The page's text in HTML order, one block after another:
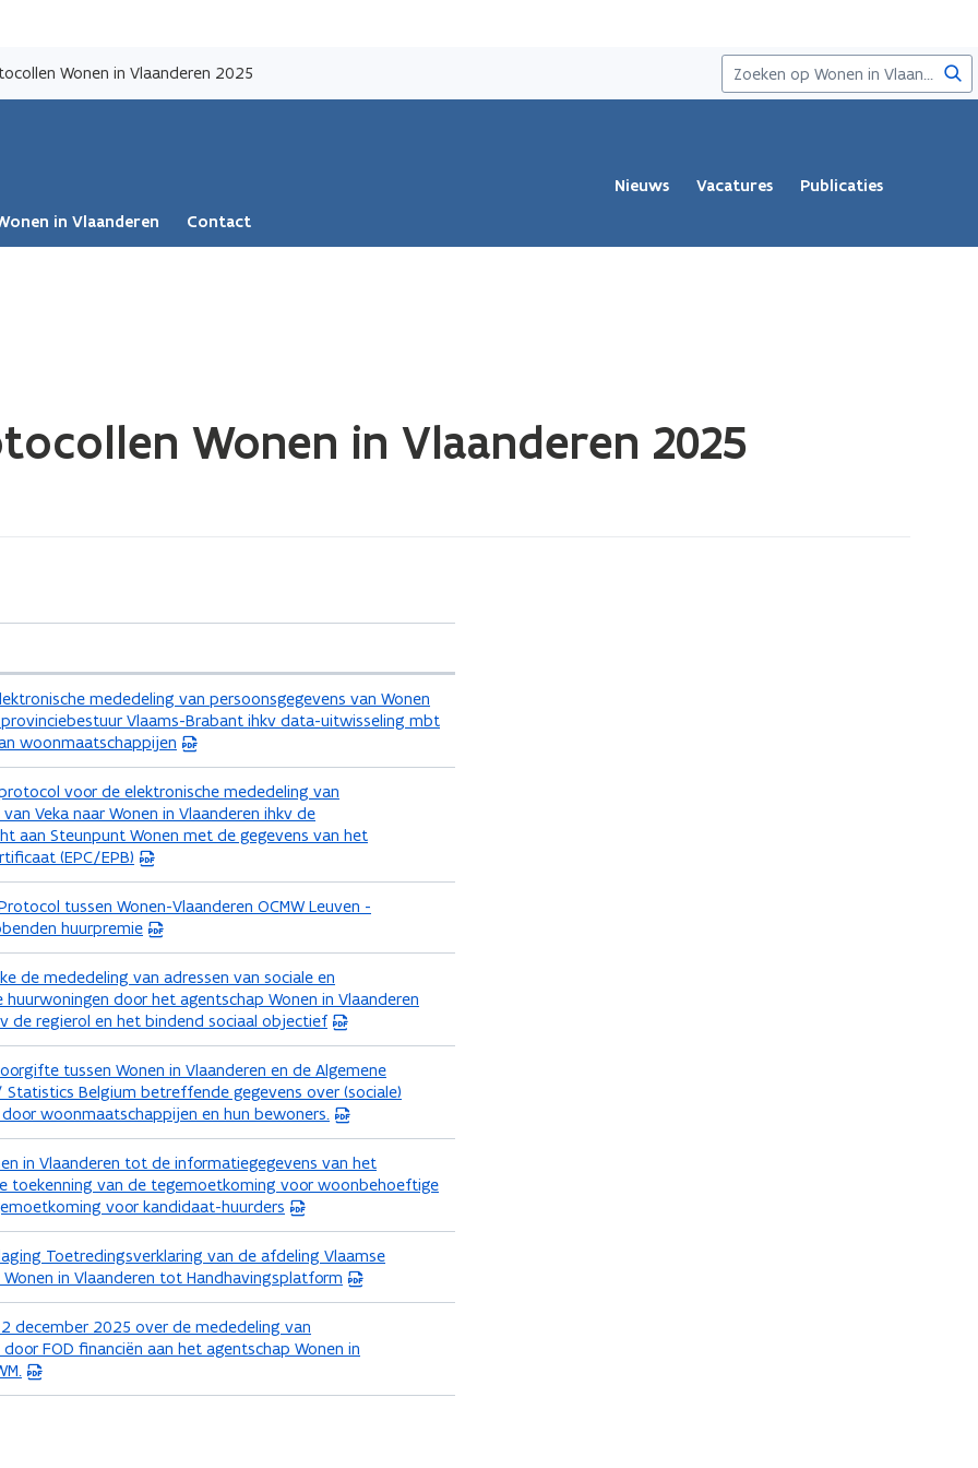
naar
Wonen in Vlaanderen 2025
Nieuws Vacatures
Publicaties
in Vlaanderen Contact
Wonen in Vlaanderen 2025
mededeling van persoonsgegevens van Wonen
Vlaams-Brabant ihkv data-uitwisseling mbt
woonmaatschappijen
voor de elektronische mededeling van
Veka naar Wonen in Vlaanderen ihkv de
aan Steunpunt Wonen met de gegevens van het
(EPC/EPB)
tussen Wonen-Vlaanderen OCMW Leuven -
huurpremie
de mededeling van adressen van sociale en
door het agentschap Wonen in Vlaanderen
de regierol en het bindend sociaal objectief
tussen Wonen in Vlaanderen en de Algemene
Belgium betreffende gegevens over (sociale)
woonmaatschappijen en hun bewoners.
in Vlaanderen tot de informatiegegevens van het
toekenning van de tegemoetkoming voor woonbehoeftige
voor kandidaat-huurders
Toetredingsverklaring van de afdeling Vlaamse
in Vlaanderen tot Handhavingsplatform
december 2025 over de mededeling van
FOD financiën aan het agentschap Wonen in